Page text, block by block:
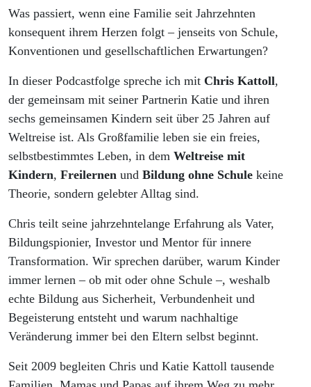
Freiheit lebt
Was passiert, wenn eine Familie seit Jahrzehnten
konsequent ihrem Herzen folgt – jenseits von Schule,
Konventionen und gesellschaftlichen Erwartungen?
In dieser Podcastfolge spreche ich mit Chris Kattoll,
der gemeinsam mit seiner Partnerin Katie und ihren
sechs gemeinsamen Kindern seit über 25 Jahren auf
Weltreise ist. Als Großfamilie leben sie ein freies,
selbstbestimmtes Leben, in dem Weltreise mit
Kindern, Freilernen und Bildung ohne Schule keine
Theorie, sondern gelebter Alltag sind.
Chris teilt seine jahrzehntelange Erfahrung als Vater,
Bildungspionier, Investor und Mentor für innere
Transformation. Wir sprechen darüber, warum Kinder
immer lernen – ob mit oder ohne Schule –, weshalb
echte Bildung aus Sicherheit, Verbundenheit und
Begeisterung entsteht und warum nachhaltige
Veränderung immer bei den Eltern selbst beginnt.
Seit 2009 begleiten Chris und Katie Kattoll tausende